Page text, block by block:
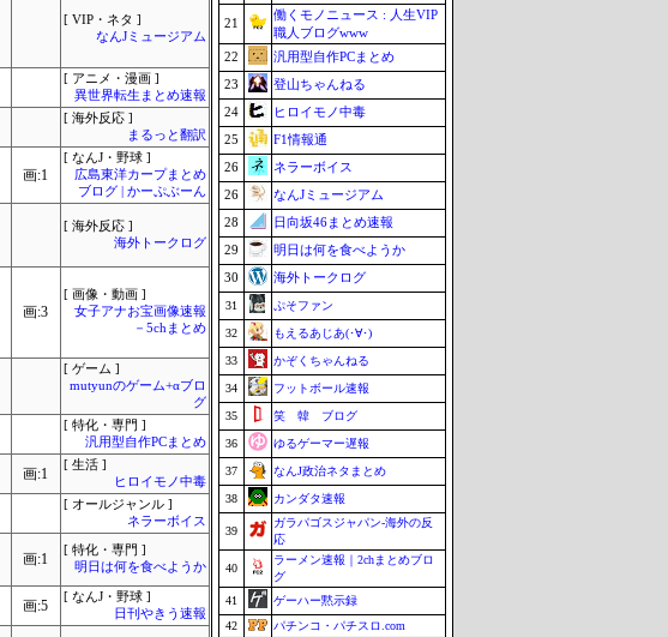
[ VIP・ネタ ]
なんJミュージアム
[ アニメ・漫画 ]
異世界転生まとめ速報
[ 海外反応 ]
まるっと翻訳
画:1
[ なんJ・野球 ]
広島東洋カープまとめ
ブログ | かーぷぶーん
[ 海外反応 ]
海外トークログ
画:3
[ 画像・動画 ]
女子アナお宝画像速報
－5chまとめ
[ ゲーム ]
mutyunのゲーム+αブロ
グ
[ 特化・専門 ]
汎用型自作PCまとめ
画:1
[ 生活 ]
ヒロイモノ中毒
[ オールジャンル ]
ネラーボイス
画:1
[ 特化・専門 ]
明日は何を食べようか
画:5
[ なんJ・野球 ]
日刊やきう速報
21
働くモノニュース : 人生VIP
職人ブログwww
22
汎用型自作PCまとめ
23
登山ちゃんねる
24
ヒロイモノ中毒
25
F1情報通
26
ネラーボイス
26
なんJミュージアム
28
日向坂46まとめ速報
29
明日は何を食べようか
30
海外トークログ
31 ぷそファン
32 もえるあじあ(･∀･)
33 かぞくちゃんねる
34 フットボール速報
35 笑 韓 ブログ
36 ゆるゲーマー遅報
37 なんJ政治ネタまとめ
38 カンダタ速報
39
ガラパゴスジャパン-海外の反
応
40
ラーメン速報｜2chまとめブロ
グ
41
ゲーハー黙示録
42
パチンコ・パチスロ.com